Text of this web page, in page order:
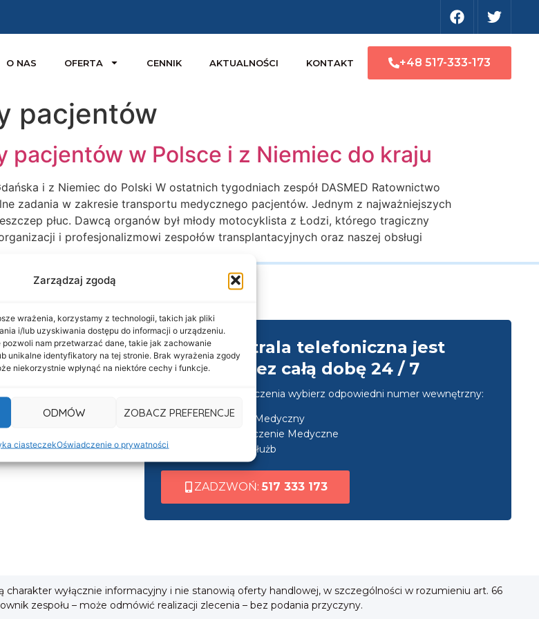
Zarządzaj zgodą
wrażenia, korzystamy z technologii, takich jak pliki
i/lub uzyskiwania dostępu do informacji o urządzeniu.
pozwoli nam przetwarzać dane, takie jak zachowanie
unikalne identyfikatory na tej stronie. Brak wyrażenia zgody
niekorzystnie wpłynąć na niektóre cechy i funkcje.
ODMÓW ZOBACZ PREFERENCJE
ciasteczekOświadczenie o prywatności
O NAS OFERTA CENNIK AKTUALNOŚCI KONTAKT +48 517-333-173
pacjentów
pacjentów w Polsce i z Niemiec do kraju
i z Niemiec do Polski W ostatnich tygodniach zespół DASMED Ratownictwo
zadania w zakresie transportu medycznego pacjentów. Jednym z najważniejszych
płuc. Dawcą organów był młody motocyklista z Łodzi, którego tragiczny
i profesjonalizmowi zespołów transplantacyjnych oraz naszej obsługi
dostępności
informacyjna
prywatności
Cookies
Nasza centrala telefoniczna jest
czynna przez całą dobę 24 / 7
Po nawiązaniu połączenia wybierz odpowiedni numer wewnętrzny:
wew. 1 ➜ Transport Medyczny
wew. 2 ➜ Zabezpieczenie Medyczne
wew. 3 ➜ Obsługa służb
ZADZWOŃ:517 333 173
wyłącznie informacyjny i nie stanowią oferty handlowej, w szczególności w rozumieniu art. 66
zespołu – może odmówić realizacji zlecenia – bez podania przyczyny.